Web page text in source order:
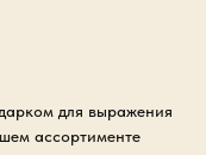
для выражения
ассортименте